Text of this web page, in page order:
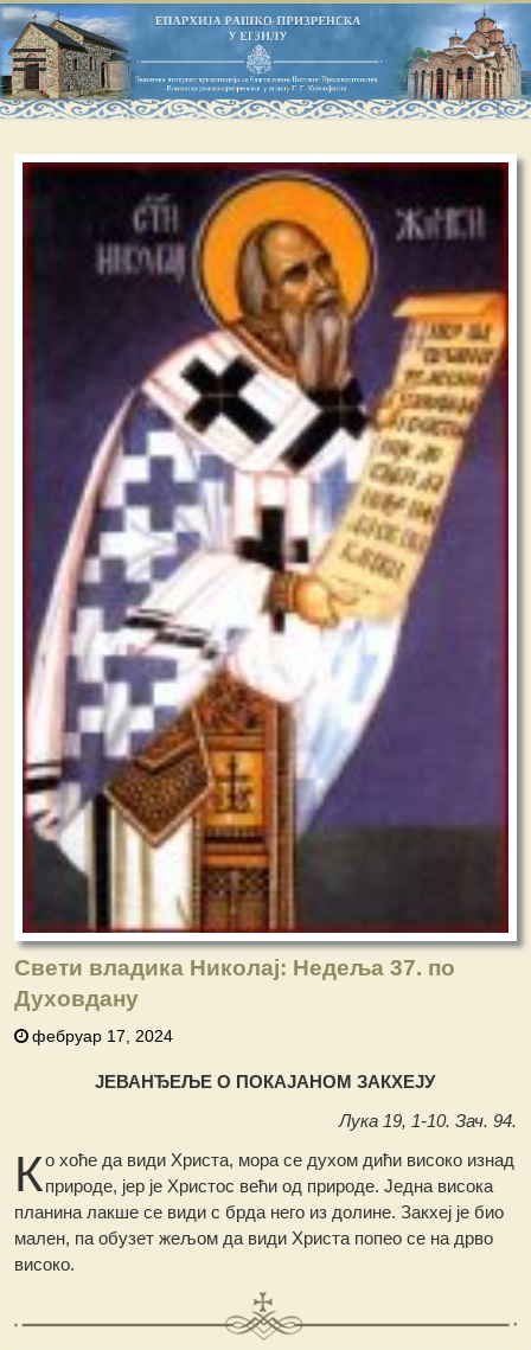
Свети владика Николај: Недеља 37. по
Духовдану
фебруар 17, 2024
ЈЕВАНЂЕЉЕ О ПОКАЈАНОМ ЗАКХЕЈУ
Лука 19, 1-10. Зач. 94.
Ко хоће да види Христа, мора се духом дићи високо изнад
природе, јер је Христос већи од природе. Једна висока
планина лакше се види с брда него из долине. Закхеј је био
мален, па обузет жељом да види Христа попео се на дрво
високо.